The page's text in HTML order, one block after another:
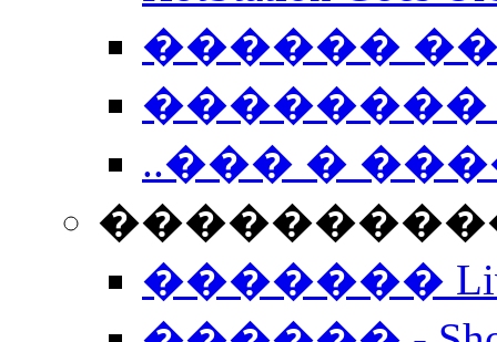
������
��������
..��� �
����������
�������